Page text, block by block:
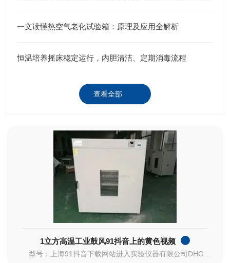
一文读懂热空气老化试验箱：原理及应用全解析
恒温培养摇床稳定运行，内胆清洁、定期消毒流程
查看全部
1立方高温工业鼓风91抖音上的黄色视频
型号：上海91抖音下载网站进入实验仪器有限公司DHG-91000A